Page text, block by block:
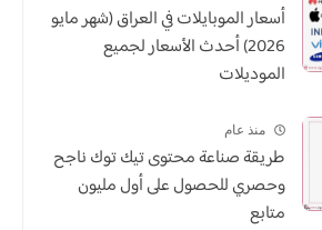
أسعار الموبايلات في العراق (شهر مايو
2026) أحدث الأسعار لجميع
الموديلات
منذ عام
طريقة صناعة محتوى تيك توك ناجح
وحصري للحصول على أول مليون
متابع